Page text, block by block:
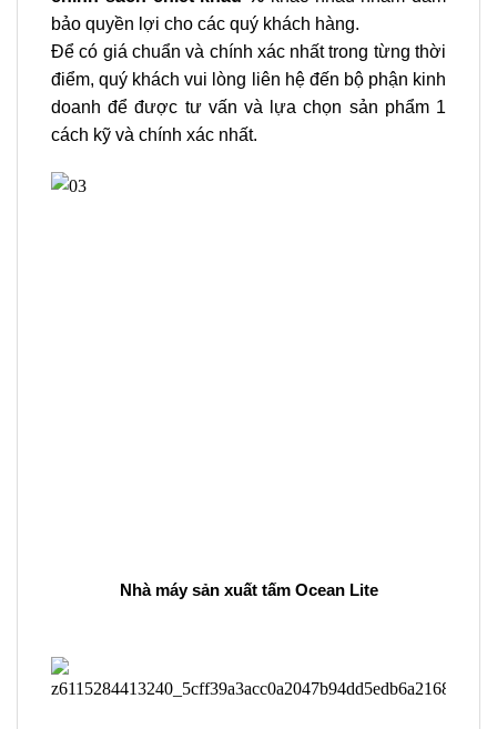
bảo quyền lợi cho các quý khách hàng.
Để có giá chuẩn và chính xác nhất trong từng thời
điểm, quý khách vui lòng liên hệ đến bộ phận kinh
doanh để được tư vấn và lựa chọn sản phẩm 1
cách kỹ và chính xác nhất.
Nhà máy sản xuất tấm Ocean Lite